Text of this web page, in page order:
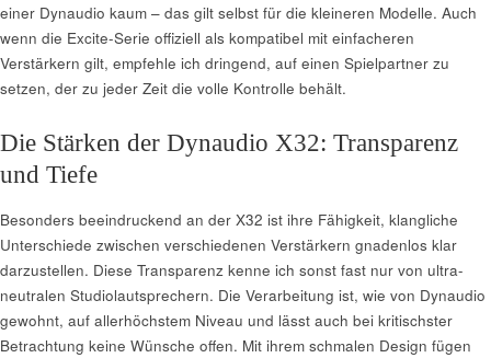
einer Dynaudio kaum – das gilt selbst für die kleineren Modelle. Auch
wenn die Excite-Serie offiziell als kompatibel mit einfacheren
Verstärkern gilt, empfehle ich dringend, auf einen Spielpartner zu
setzen, der zu jeder Zeit die volle Kontrolle behält.
Die Stärken der Dynaudio X32: Transparenz
und Tiefe
Besonders beeindruckend an der X32 ist ihre Fähigkeit, klangliche
Unterschiede zwischen verschiedenen Verstärkern gnadenlos klar
darzustellen. Diese Transparenz kenne ich sonst fast nur von ultra-
neutralen Studiolautsprechern. Die Verarbeitung ist, wie von Dynaudio
gewohnt, auf allerhöchstem Niveau und lässt auch bei kritischster
Betrachtung keine Wünsche offen. Mit ihrem schmalen Design fügen